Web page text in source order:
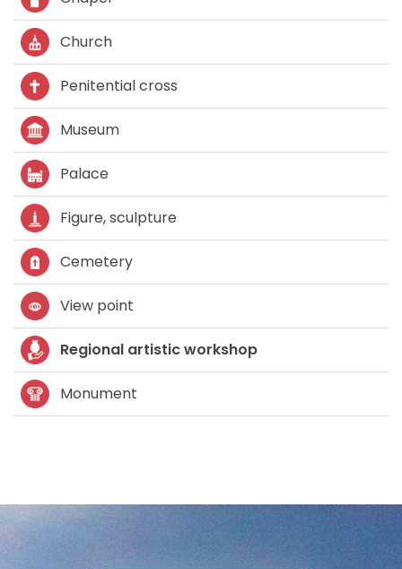
Church
Penitential cross
Museum
Palace
Figure, sculpture
Cemetery
View point
Regional artistic workshop
Monument